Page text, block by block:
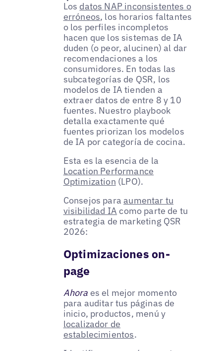
Los datos NAP inconsistentes o
erróneos, los horarios faltantes
o los perfiles incompletos
hacen que los sistemas de IA
duden (o peor, alucinen) al dar
recomendaciones a los
consumidores. En todas las
subcategorías de QSR, los
modelos de IA tienden a
extraer datos de entre 8 y 10
fuentes. Nuestro playbook
detalla exactamente qué
fuentes priorizan los modelos
de IA por categoría de cocina.
Esta es la esencia de la
Location Performance
Optimization (LPO).
Consejos paraaumentar tu
visibilidad IA como parte de tu
estrategia de marketing QSR
2026:
Optimizaciones on-
page
Ahora es el mejor momento
para auditar tus páginas de
inicio, productos, menú y
localizador de
establecimientos.